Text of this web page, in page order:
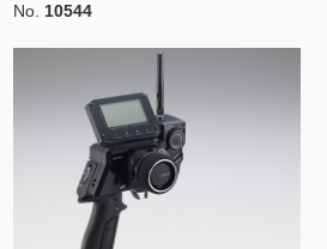
No. 10544